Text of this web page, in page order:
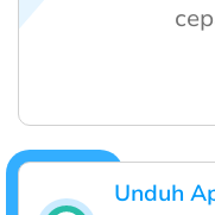
Unduh